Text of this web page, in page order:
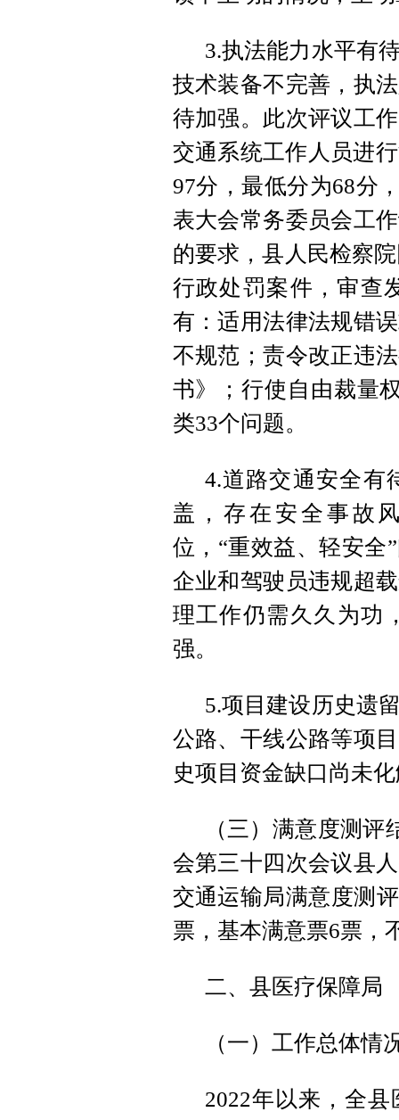
3.执法能力水平有
技术装备不完善，执
待加强。此次评议工
交通系统工作人员进
97分，最低分为68分
表大会常务委员会工
的要求，县人民检察
行政处罚案件，审查
有：适用法律法规错
不规范；责令改正违
书》；行使自由裁量
类33个问题。
4.道路交通安全有
盖，存在安全事故
位，“重效益、轻安全
企业和驾驶员违规超
理工作仍需久久为功
强。
5.项目建设历史遗
公路、干线公路等项
史项目资金缺口尚未
（三）满意度测
会第三十四次会议县
交通运输局满意度测
票，基本满意票6票，
二、县医疗保障局
（一）工作总体情
2022年以来，全